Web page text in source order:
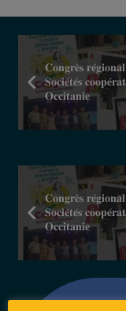
𝐂𝐨𝐧𝐠𝐫𝐞̀𝐬
𝐒𝐨𝐜𝐢𝐞́𝐭𝐞́𝐬
𝐎𝐜𝐜𝐢𝐭𝐚𝐧𝐢𝐞
𝐂𝐨𝐧𝐠𝐫𝐞̀𝐬
𝐒𝐨𝐜𝐢𝐞́𝐭𝐞́𝐬
𝐎𝐜𝐜𝐢𝐭𝐚𝐧𝐢𝐞